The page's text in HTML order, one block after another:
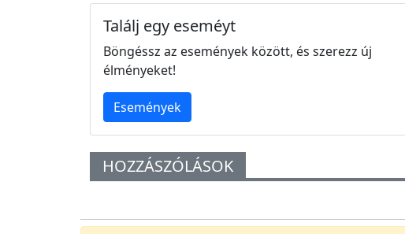
Találj egy eseméyt
Böngéssz az események között, és szerezz új
élményeket!
Események
HOZZÁSZÓLÁSOK